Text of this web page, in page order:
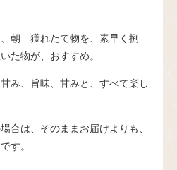
朝 獲れたて物を、素早く捌
た物が、おすすめ。
み、旨味、甘みと、すべて楽し
合は、そのままお届けよりも、
す。